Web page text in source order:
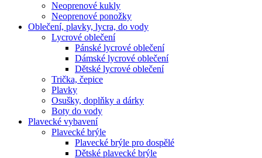
Neoprenové kukly
Neoprenové ponožky
Oblečení, plavky, lycra, do vody
Lycrové oblečení
Pánské lycrové oblečení
Dámské lycrové oblečení
Dětské lycrové oblečení
Trička, čepice
Plavky
Osušky, doplňky a dárky
Boty do vody
Plavecké vybavení
Plavecké brýle
Plavecké brýle pro dospělé
Dětské plavecké brýle